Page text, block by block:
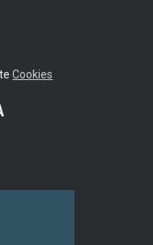
Cookies